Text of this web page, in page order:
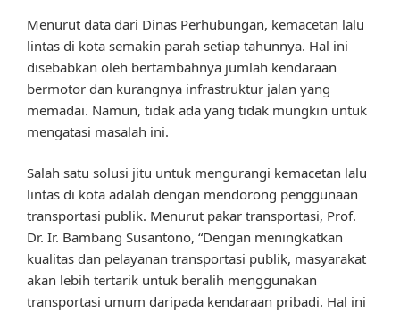
Menurut data dari Dinas Perhubungan, kemacetan lalu
lintas di kota semakin parah setiap tahunnya. Hal ini
disebabkan oleh bertambahnya jumlah kendaraan
bermotor dan kurangnya infrastruktur jalan yang
memadai. Namun, tidak ada yang tidak mungkin untuk
mengatasi masalah ini.
Salah satu solusi jitu untuk mengurangi kemacetan lalu
lintas di kota adalah dengan mendorong penggunaan
transportasi publik. Menurut pakar transportasi, Prof.
Dr. Ir. Bambang Susantono, “Dengan meningkatkan
kualitas dan pelayanan transportasi publik, masyarakat
akan lebih tertarik untuk beralih menggunakan
transportasi umum daripada kendaraan pribadi. Hal ini